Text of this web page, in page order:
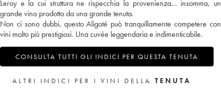
Leroy e la cui struttura ne rispecchia la provenienza... insomma, un
grande vino prodotto da una grande tenuta.
Non ci sono dubbi, questo Aligoté può tranquillamente competere con
vini molto più prestigiosi. Una cuvée leggendaria e indimenticabile.
CONSULTA TUTTI GLI INDICI PER QUESTA TENUTA
ALTRI INDICI PER I VINI DELLA TENUTA